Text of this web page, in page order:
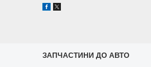
ЗАПЧАСТИНИ ДО АВТО